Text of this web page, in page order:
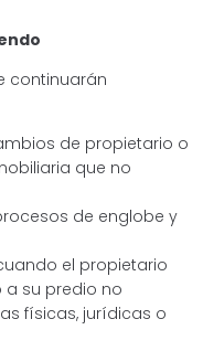
continuarán
de propietario o
que no
de englobe y
el propietario
su predio no
físicas, jurídicas o